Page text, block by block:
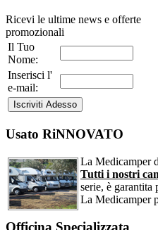
Ricevi le ultime news e offerte
promozionali
Il Tuo
Nome:
Inserisci l'
e-mail:
Usato RiNNOVATO
La Medicamper
Tutti i nostri
serie, è garantita
La Medicamper
Officina Specializzata